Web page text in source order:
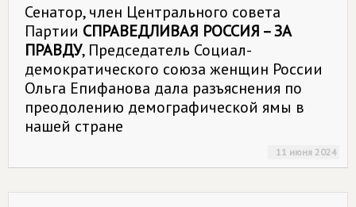
Сенатор, член Центрального совета
Партии СПРАВЕДЛИВАЯ РОССИЯ – ЗА
ПРАВДУ, Председатель Социал-
демократического союза женщин России
Ольга Епифанова дала разъяснения по
преодолению демографической ямы в
нашей стране
11 июня 2024